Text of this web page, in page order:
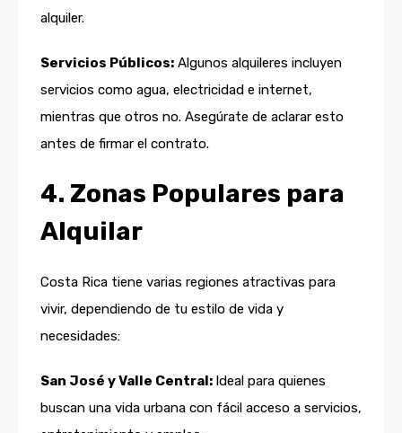
alquiler.
Servicios Públicos: Algunos alquileres incluyen
servicios como agua, electricidad e internet,
mientras que otros no. Asegúrate de aclarar esto
antes de firmar el contrato.
4. Zonas Populares para
Alquilar
Costa Rica tiene varias regiones atractivas para
vivir, dependiendo de tu estilo de vida y
necesidades:
San José y Valle Central: Ideal para quienes
buscan una vida urbana con fácil acceso a servicios,